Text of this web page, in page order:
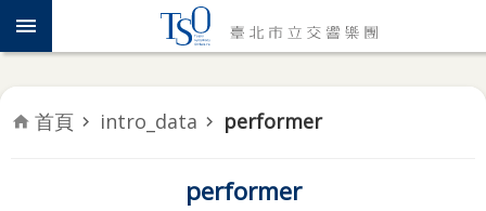
跳到主要內容區塊
認
識
年
首頁 intro_data performer
performer